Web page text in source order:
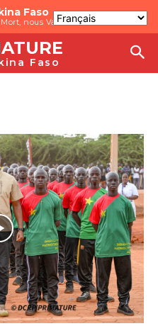
Faso
nous Vaincrons
Faso